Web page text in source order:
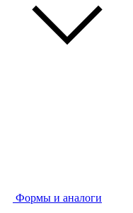
Формы и аналоги